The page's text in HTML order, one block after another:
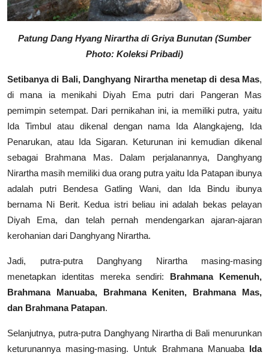
Patung Dang Hyang Nirartha di Griya Bunutan (Sumber
Photo: Koleksi Pribadi)
Setibanya di Bali, Danghyang Nirartha menetap di desa Mas,
di mana ia menikahi Diyah Ema putri dari Pangeran Mas
pemimpin setempat. Dari pernikahan ini, ia memiliki putra, yaitu
Ida Timbul atau dikenal dengan nama Ida Alangkajeng, Ida
Penarukan, atau Ida Sigaran. Keturunan ini kemudian dikenal
sebagai Brahmana Mas. Dalam perjalanannya, Danghyang
Nirartha masih memiliki dua orang putra yaitu Ida Patapan ibunya
adalah putri Bendesa Gatling Wani, dan Ida Bindu ibunya
bernama Ni Berit. Kedua istri beliau ini adalah bekas pelayan
Diyah Ema, dan telah pernah mendengarkan ajaran-ajaran
kerohanian dari Danghyang Nirartha.
Jadi, putra-putra Danghyang Nirartha masing-masing
menetapkan identitas mereka sendiri: Brahmana Kemenuh,
Brahmana Manuaba, Brahmana Keniten, Brahmana Mas,
dan Brahmana Patapan.
Selanjutnya, putra-putra Danghyang Nirartha di Bali menurunkan
keturunannya masing-masing. Untuk Brahmana Manuaba Ida